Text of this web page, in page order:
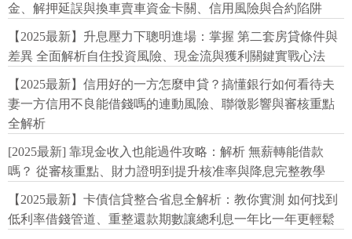
金、解押延誤與換車賣車資金卡關、信用風險與合約陷阱
【2025最新】升息壓力下聰明進場：掌握 第二套房貸條件與
差異 全面解析自住投資風險、現金流與獲利關鍵實戰心法
【2025最新】信用好的一方怎麼申貸？搞懂銀行如何看待夫
妻一方信用不良能借錢嗎的連動風險、聯徵影響與審核重點
全解析
[2025最新] 靠現金收入也能過件攻略：解析 無薪轉能借款
嗎？ 從審核重點、財力證明到提升核准率與降息完整教學
【2025最新】卡債信貸整合省息全解析：教你實測 如何找到
低利率借錢管道、重整還款期數讓總利息一年比一年更輕鬆